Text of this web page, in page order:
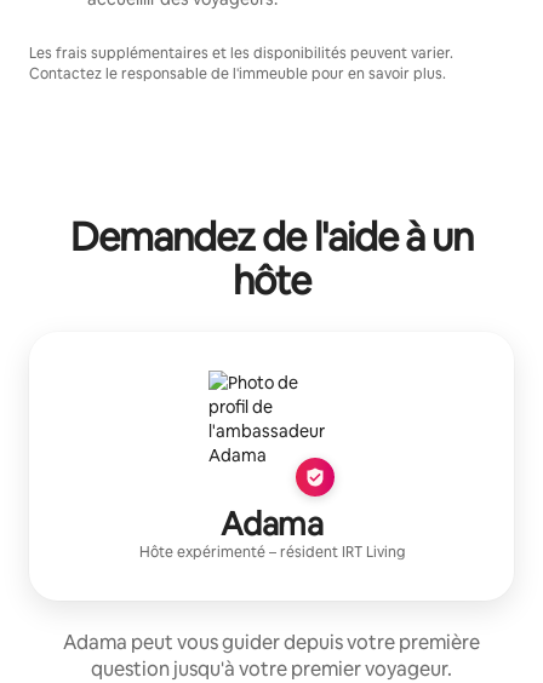
Les frais supplémentaires et les disponibilités peuvent varier.
Contactez le responsable de l'immeuble pour en savoir plus.
Demandez de l'aide à un
hôte
Adama
Hôte expérimenté– résident IRT Living
Adama peut vous guider depuis votre première
question jusqu'à votre premier voyageur.